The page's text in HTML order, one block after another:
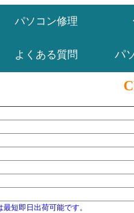
パソコン修理
よくある質問 パ
短即日出荷可能です。